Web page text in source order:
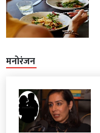
मनोरंजन